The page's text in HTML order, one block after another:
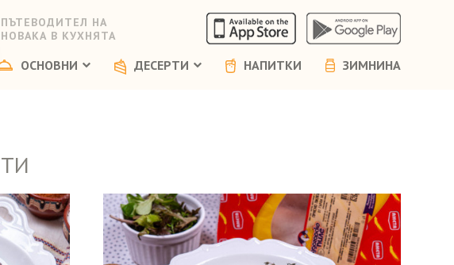
ПЪТЕВОДИТЕЛ НА
НОВАКА В КУХНЯТА
ОСНОВНИ ДЕСЕРТИ НАПИТКИ ЗИМНИНА